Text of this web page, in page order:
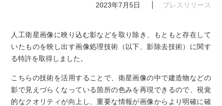
2023年7月5日 プレスリリース
人工衛星画像に映り込む影などを取り除き、もともと存在して
いたものを映し出す画像処理技術（以下、影除去技術）に関す
る特許を取得しました。
こちらの技術を活用することで、衛星画像の中で建造物などの
影で見えづらくなっている箇所の色みを再現できるので、視覚
的なクオリティが向上し、重要な情報が画像からより明確に確